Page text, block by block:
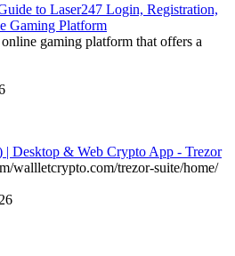
to Laser247 Login, Registration,
Gaming Platform
gaming platform that offers a
| Desktop & Web Crypto App - Trezor
wallletcrypto.com/trezor-suite/home/